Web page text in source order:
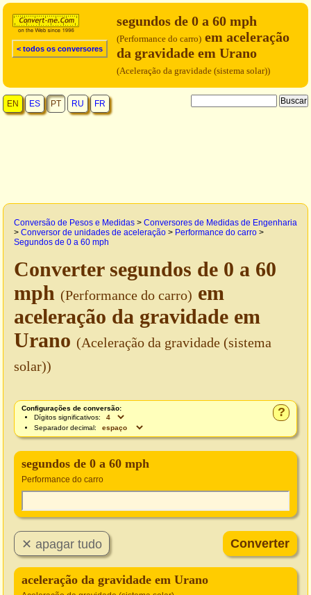
< todos os conversores
segundos de 0 a 60 mph
(Performance do carro) em aceleração
da gravidade em Urano
(Aceleração da gravidade (sistema solar))
EN ES PT RU FR
Conversão de Pesos e Medidas > Conversores de Medidas de Engenharia
> Conversor de unidades de aceleração > Performance do carro >
Segundos de 0 a 60 mph
Converter segundos de 0 a 60
mph (Performance do carro) em
aceleração da gravidade em
Urano (Aceleração da gravidade (sistema
solar))
?
Configurações de conversão:
Dígitos significativos:
Separador decimal:
segundos de 0 a 60 mph
Performance do carro
aceleração da gravidade em Urano